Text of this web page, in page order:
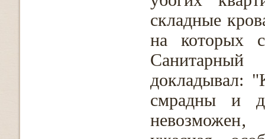
складные
на которых
Санитарный
докладывал:
смрадны и